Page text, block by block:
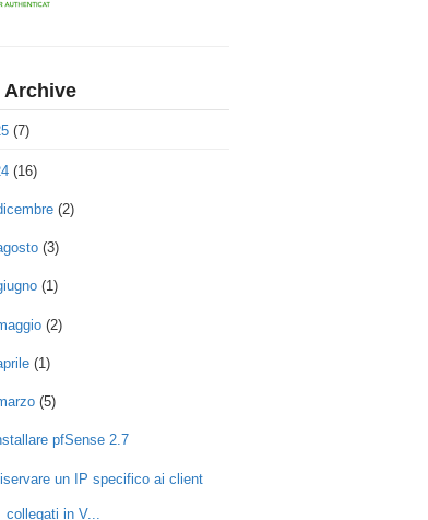
Archive
(7)
(16)
(2)
(3)
(1)
(2)
(1)
(5)
pfSense 2.7
un IP specifico ai client
collegati in V...